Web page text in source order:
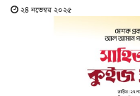
২৪ নভেম্বর ২০২৫